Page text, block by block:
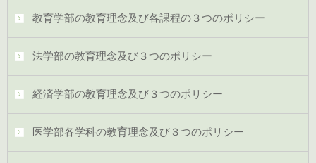
教育学部の教育理念及び各課程の３つのポリシー
法学部の教育理念及び３つのポリシー
経済学部の教育理念及び３つのポリシー
医学部各学科の教育理念及び３つのポリシー